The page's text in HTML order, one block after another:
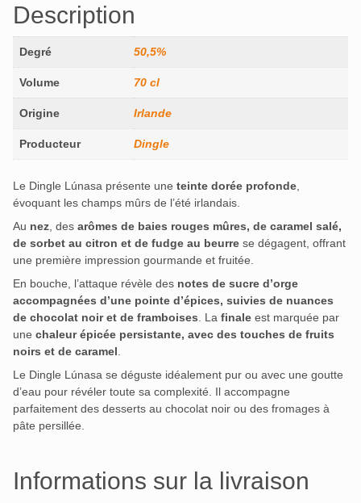
Description
Degré 50,5%
Volume 70 cl
Origine Irlande
Producteur Dingle
Le Dingle Lúnasa présente une teinte dorée profonde,
évoquant les champs mûrs de l’été irlandais.
Au nez, des arômes de baies rouges mûres, de caramel salé,
de sorbet au citron et de fudge au beurre se dégagent, offrant
une première impression gourmande et fruitée.
En bouche, l’attaque révèle des notes de sucre d’orge
accompagnées d’une pointe d’épices, suivies de nuances
de chocolat noir et de framboises. La finale est marquée par
une chaleur épicée persistante, avec des touches de fruits
noirs et de caramel.
Le Dingle Lúnasa se déguste idéalement pur ou avec une goutte
d’eau pour révéler toute sa complexité. Il accompagne
parfaitement des desserts au chocolat noir ou des fromages à
pâte persillée.
Informations sur la livraison